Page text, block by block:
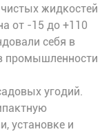
жидкостей
от -15 до +110
себя в
промышленности
угодий.
установке и